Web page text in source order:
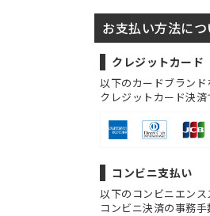
お支払い方法に
クレジットカード
以下のカードブランド
クレジットカード決済
コンビニ支払い
以下のコンビニエンス
コンビニ決済の事務手